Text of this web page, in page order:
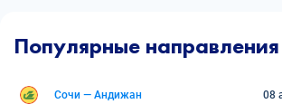
Популярные направления
Сочи — Андижан 08